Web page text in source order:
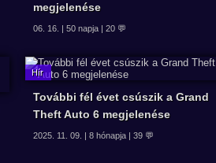
megjelenése
06. 16. | 50 napja | 20 💬
További fél évet csúszik a Grand
Theft Auto 6 megjelenése
2025. 11. 09. | 8 hónapja | 39 💬